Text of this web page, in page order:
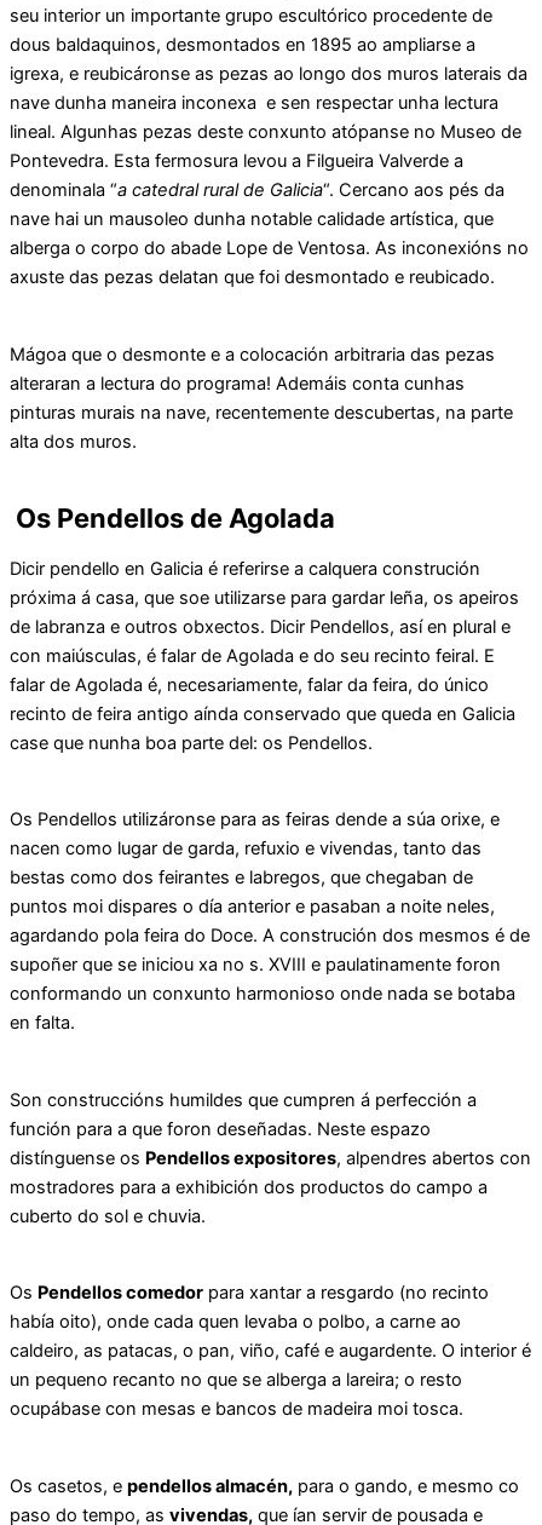
seu interior un importante grupo escultórico procedente de
dous baldaquinos, desmontados en 1895 ao ampliarse a
igrexa, e reubicáronse as pezas ao longo dos muros laterais da
nave dunha maneira inconexa e sen respectar unha lectura
lineal. Algunhas pezas deste conxunto atópanse no Museo de
Pontevedra. Esta fermosura levou a Filgueira Valverde a
denominala “a catedral rural de Galicia“. Cercano aos pés da
nave hai un mausoleo dunha notable calidade artística, que
alberga o corpo do abade Lope de Ventosa. As inconexións no
axuste das pezas delatan que foi desmontado e reubicado.
Mágoa que o desmonte e a colocación arbitraria das pezas
alteraran a lectura do programa! Ademáis conta cunhas
pinturas murais na nave, recentemente descubertas, na parte
alta dos muros.
Os Pendellos de Agolada
Dicir pendello en Galicia é referirse a calquera construción
próxima á casa, que soe utilizarse para gardar leña, os apeiros
de labranza e outros obxectos. Dicir Pendellos, así en plural e
con maiúsculas, é falar de Agolada e do seu recinto feiral. E
falar de Agolada é, necesariamente, falar da feira, do único
recinto de feira antigo aínda conservado que queda en Galicia
case que nunha boa parte del: os Pendellos.
Os Pendellos utilizáronse para as feiras dende a súa orixe, e
nacen como lugar de garda, refuxio e vivendas, tanto das
bestas como dos feirantes e labregos, que chegaban de
puntos moi dispares o día anterior e pasaban a noite neles,
agardando pola feira do Doce. A construción dos mesmos é de
supoñer que se iniciou xa no s. XVIII e paulatinamente foron
conformando un conxunto harmonioso onde nada se botaba
en falta.
Son construccións humildes que cumpren á perfección a
función para a que foron deseñadas. Neste espazo
distínguense os Pendellos expositores, alpendres abertos con
mostradores para a exhibición dos productos do campo a
cuberto do sol e chuvia.
Os Pendellos comedor para xantar a resgardo (no recinto
había oito), onde cada quen levaba o polbo, a carne ao
caldeiro, as patacas, o pan, viño, café e augardente. O interior é
un pequeno recanto no que se alberga a lareira; o resto
ocupábase con mesas e bancos de madeira moi tosca.
Os casetos, e pendellos almacén, para o gando, e mesmo co
paso do tempo, as vivendas, que ían servir de pousada e